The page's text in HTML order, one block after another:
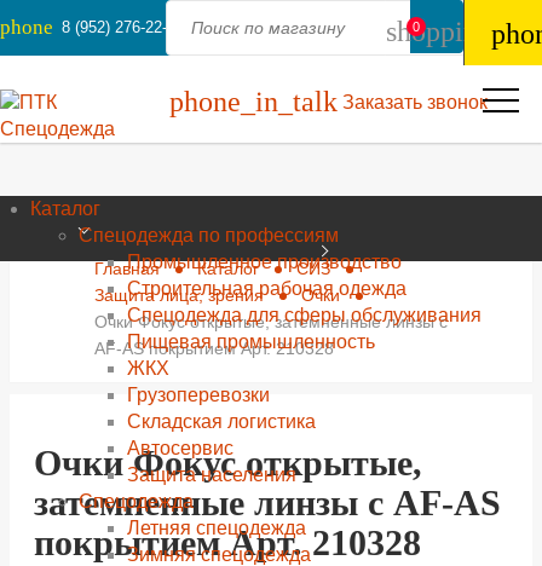
phone 8 (952) 276-22-44
phone_in_talk Заказать звонок
Каталог
Спецодежда по профессиям
Промышленное производство
Строительная рабочая одежда
Спецодежда для сферы обслуживания
Пищевая промышленность
ЖКХ
Грузоперевозки
Складская логистика
Автосервис
Защита населения
Спецодежда
Летняя спецодежда
Зимняя спецодежда
0
Главная Каталог
СИЗ
Защита лица, зрения
Очки
Очки Фокус открытые, затемненные линзы с
AF-AS покрытием Арт. 210328
Очки Фокус открытые,
затемненные линзы с AF-AS
покрытием Арт. 210328